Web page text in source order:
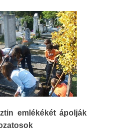
emlékékét ápolják